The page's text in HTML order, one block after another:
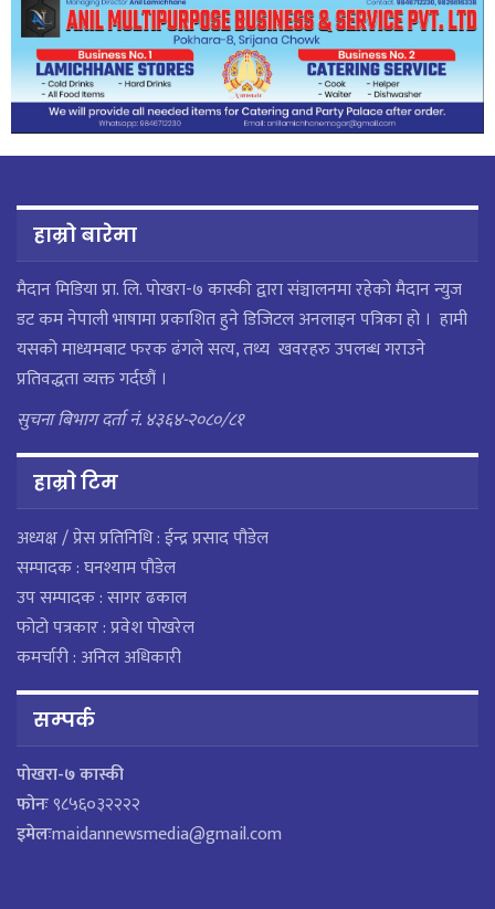
हाम्रो बारेमा
मैदान मिडिया प्रा. लि. पाेखरा-७ कास्की द्वारा संञ्चालनमा रहेको मैदान न्युज
डट कम नेपाली भाषामा प्रकाशित हुने डिजिटल अनलाइन पत्रिका हो । हामी
यसको माध्यमबाट फरक ढंगले सत्य, तथ्य खवरहरु उपलब्ध गराउने
प्रतिवद्धता व्यक्त गर्दछौं ।
सुचना बिभाग दर्ता नं. ४३६४-२०८०/८१
हाम्राे टिम
अध्यक्ष / प्रेस प्रतिनिधि : ईन्द्र प्रसाद पौडेल
सम्पादक : घनश्याम पौडेल
उप सम्पादक : सागर ढकाल
फोटो पत्रकार : प्रवेश पोखरेल
कमर्चारी : अनिल अधिकारी
सम्पर्क
पाेखरा-७ कास्की
फोनः९८५६०३२२२२
इमेलःmaidannewsmedia@gmail.com